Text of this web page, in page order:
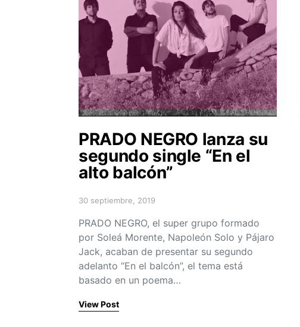
PRADO NEGRO lanza su
segundo single “En el
alto balcón”
Posted on
30 septiembre, 2019
PRADO NEGRO, el super grupo formado
por Soleá Morente, Napoleón Solo y Pájaro
Jack, acaban de presentar su segundo
adelanto “En el balcón”, el tema está
basado en un poema…
View Post